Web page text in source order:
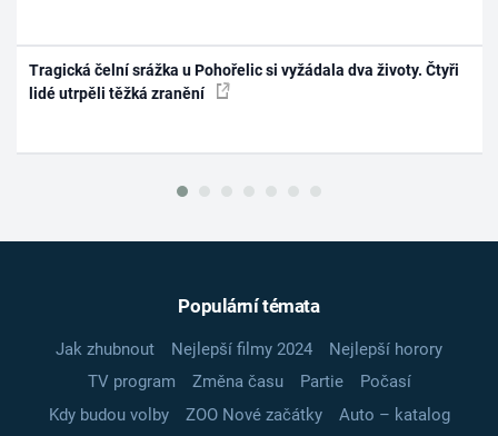
Tragická čelní srážka u Pohořelic si vyžádala dva životy. Čtyři
lidé utrpěli těžká zranění
Populární témata
Jak zhubnout Nejlepší filmy 2024
Nejlepší horory
TV program
Změna času Partie
Počasí
Kdy budou volby
ZOO Nové začátky
Auto – katalog